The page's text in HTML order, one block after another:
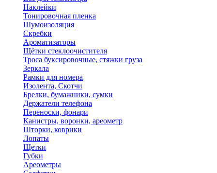
Наклейки
Тонировочная пленка
Шумоизоляция
Скребки
Ароматизаторы
Щётки стеклоочистителя
Троса буксировочные, стяжки груза
Зеркала
Рамки для номера
Изолента, Скотчи
Брелки, бумажники, сумки
Держатели телефона
Переноски, фонари
Канистры, воронки, ареометр
Шторки, коврики
Лопаты
Щетки
Губки
Ареометры